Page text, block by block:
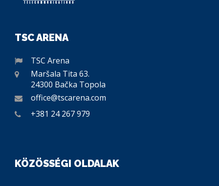
TSC ARENA
TSC Arena
Maršala Tita 63.
24300 Bačka Topola
office@tscarena.com
+381 24 267 979
KÖZÖSSÉGI OLDALAK